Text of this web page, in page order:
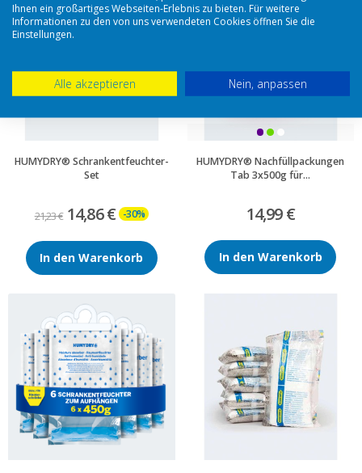
HUMYDRY® Schrankentfeuchter-
Set
21,23 € 14,86 € -30%
In den Warenkorb
HUMYDRY® Nachfüllpackungen
Tab 3x500g für...
14,99 €
In den Warenkorb
Ihnen ein großartiges Webseiten-Erlebnis zu bieten. Für weitere
Informationen zu den von uns verwendeten Cookies öffnen Sie die
Einstellungen.
Alle akzeptieren Nein, anpassen